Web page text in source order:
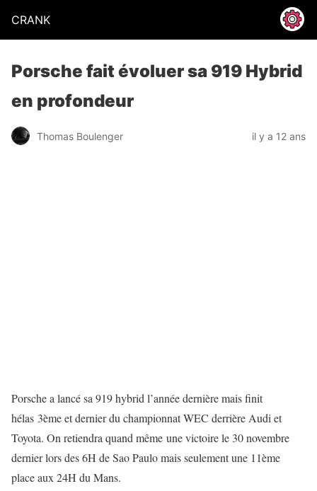
CRANK
Porsche fait évoluer sa 919 Hybrid
en profondeur
Thomas Boulenger il y a 12 ans
Porsche a lancé sa 919 hybrid l’année dernière mais finit
hélas 3ème et dernier du championnat WEC derrière Audi et
Toyota. On retiendra quand même une victoire le 30 novembre
dernier lors des 6H de Sao Paulo mais seulement une 11ème
place aux 24H du Mans.